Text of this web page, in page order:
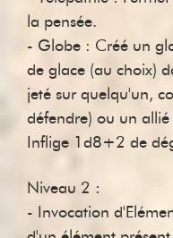
la pensée.
- Globe : Créé un
de glace (au choix)
jeté sur quelqu'un,
défendre) ou un
Inflige 1d8+2 de
Niveau 2 :
- Invocation